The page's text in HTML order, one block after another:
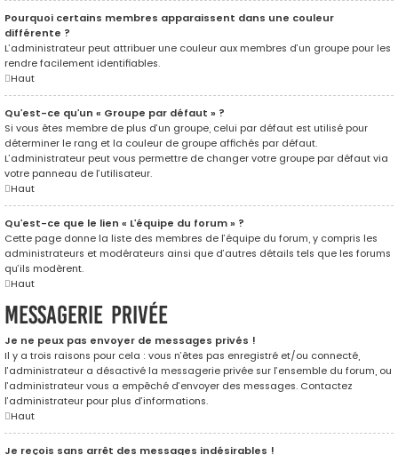
Pourquoi certains membres apparaissent dans une couleur
différente ?
L’administrateur peut attribuer une couleur aux membres d’un groupe pour les
rendre facilement identifiables.
Haut
Qu’est-ce qu’un « Groupe par défaut » ?
Si vous êtes membre de plus d’un groupe, celui par défaut est utilisé pour
déterminer le rang et la couleur de groupe affichés par défaut.
L’administrateur peut vous permettre de changer votre groupe par défaut via
votre panneau de l’utilisateur.
Haut
Qu’est-ce que le lien « L’équipe du forum » ?
Cette page donne la liste des membres de l’équipe du forum, y compris les
administrateurs et modérateurs ainsi que d’autres détails tels que les forums
qu’ils modèrent.
Haut
Messagerie privée
Je ne peux pas envoyer de messages privés !
Il y a trois raisons pour cela : vous n’êtes pas enregistré et/ou connecté,
l’administrateur a désactivé la messagerie privée sur l’ensemble du forum, ou
l’administrateur vous a empêché d’envoyer des messages. Contactez
l’administrateur pour plus d’informations.
Haut
Je reçois sans arrêt des messages indésirables !